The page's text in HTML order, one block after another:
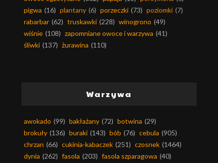
pigwa (16) plantany (6) porzeczki (73) poziomki (7)
rabarbar (62) truskawki (228) winogrono (49)
wiśnie (108) zapomniane owoce i warzywa (41)
śliwki (137) żurawina (110)
Warzywa
awokado (99) bakłażany (72) botwina (29)
brokuły (136) buraki (143) bób (76) cebula (905)
chrzan (66) cukinia-kabaczek (251) czosnek (1464)
dynia (262) fasola (203) fasola szparagowa (40)